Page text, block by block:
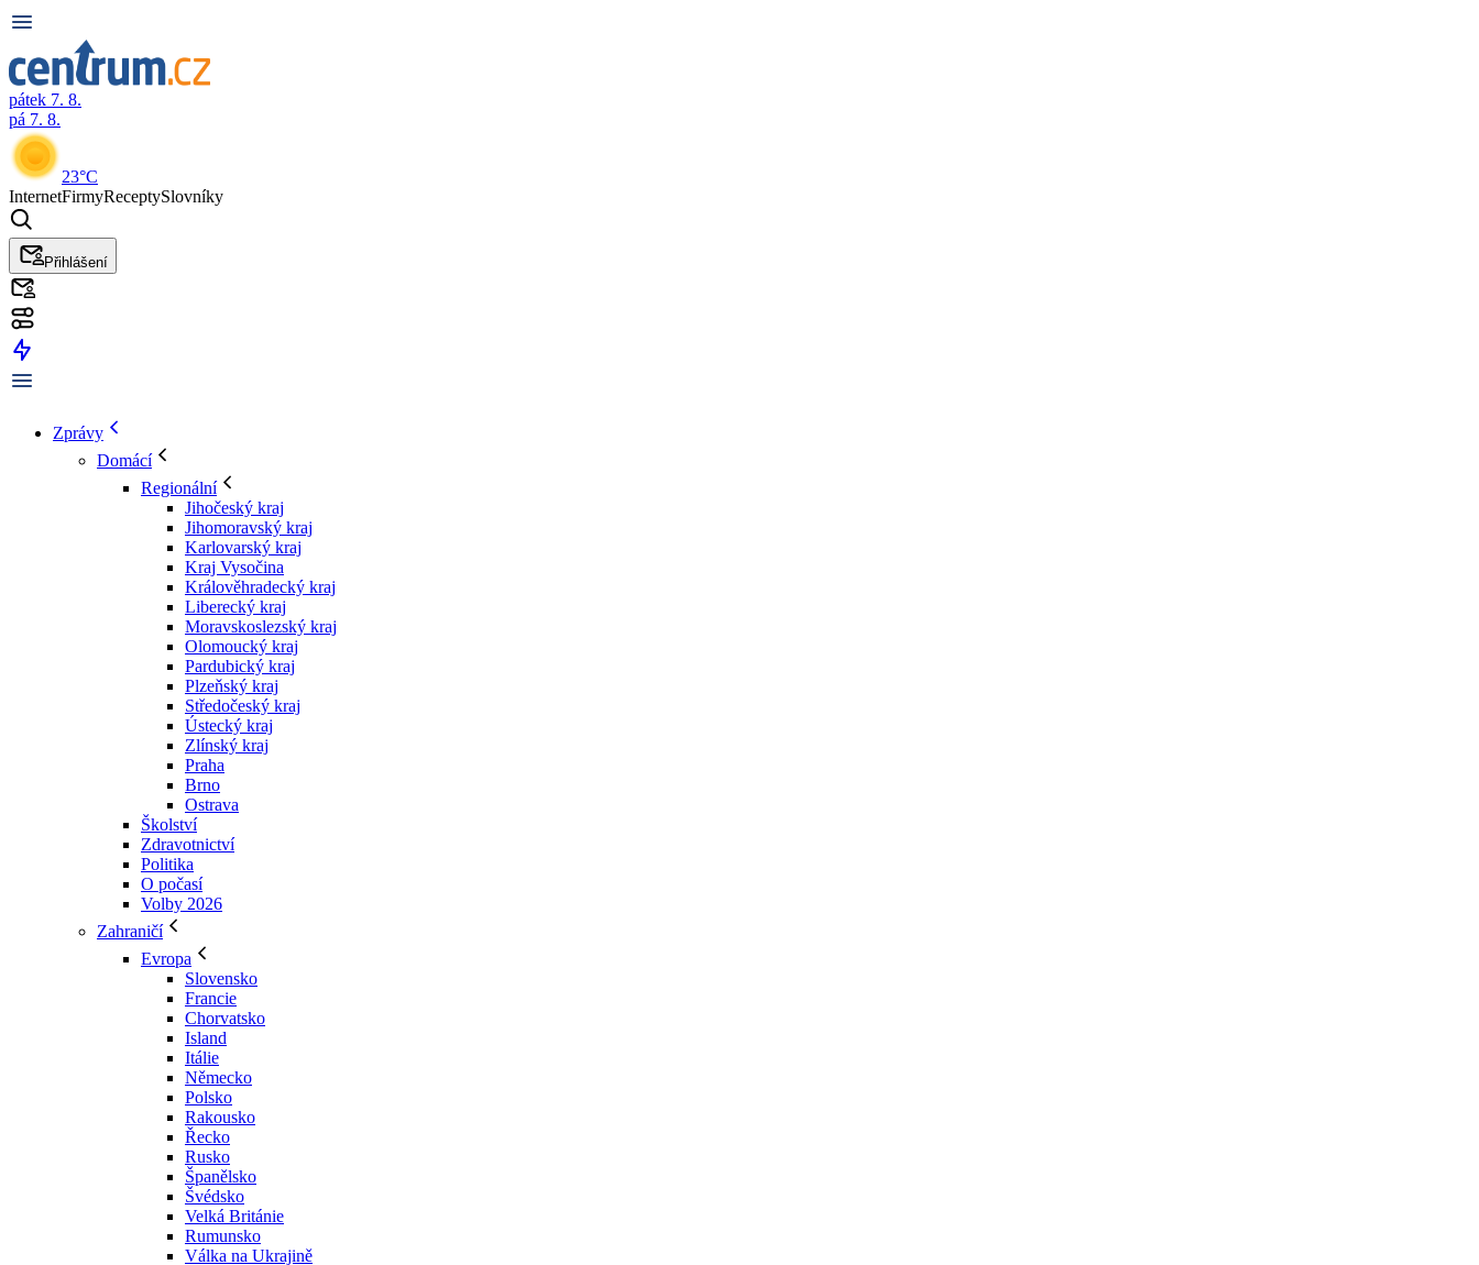
pátek 7. 8.
pá 7. 8.
23°C
InternetFirmyReceptySlovníky
Přihlášení
Zprávy
Domácí
Regionální
Jihočeský kraj
Jihomoravský kraj
Karlovarský kraj
Kraj Vysočina
Králověhradecký kraj
Liberecký kraj
Moravskoslezský kraj
Olomoucký kraj
Pardubický kraj
Plzeňský kraj
Středočeský kraj
Ústecký kraj
Zlínský kraj
Praha
Brno
Ostrava
Školství
Zdravotnictví
Politika
O počasí
Volby 2026
Zahraničí
Evropa
Slovensko
Francie
Chorvatsko
Island
Itálie
Německo
Polsko
Rakousko
Řecko
Rusko
Španělsko
Švédsko
Velká Británie
Rumunsko
Válka na Ukrajině